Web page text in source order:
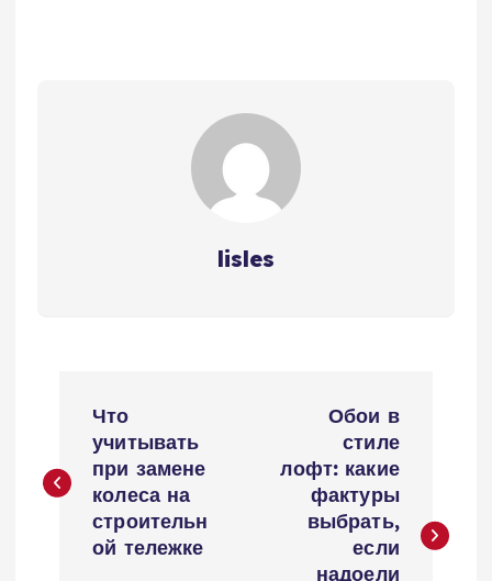
lisles
в
Что
учитывать
при замене
колеса на
строительн
ой тележке
Обои в
стиле
лофт: какие
фактуры
выбрать,
если
надоели